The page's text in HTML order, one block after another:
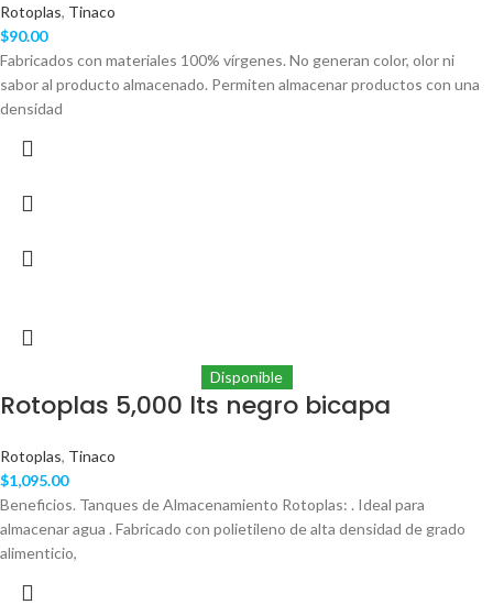
Rotoplas, Tinaco
$90.00
Fabricados con materiales 100% vírgenes. No generan color, olor ni
sabor al producto almacenado. Permiten almacenar productos con una
densidad
Disponible
Rotoplas 5,000 lts negro bicapa
Rotoplas, Tinaco
$1,095.00
Beneficios. Tanques de Almacenamiento Rotoplas: . Ideal para
almacenar agua . Fabricado con polietileno de alta densidad de grado
alimenticio,